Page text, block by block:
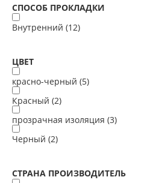
СПОСОБ ПРОКЛАДКИ
Внутренний (12)
ЦВЕТ
красно-черный (5)
Красный (2)
прозрачная изоляция (3)
Черный (2)
СТРАНА ПРОИЗВОДИТЕЛЬ